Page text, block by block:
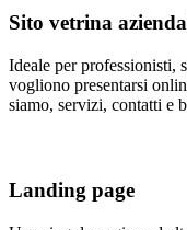
Sito vetrina
Ideale per professionisti,
vogliono presentarsi
siamo, servizi, contatti e
Landing page